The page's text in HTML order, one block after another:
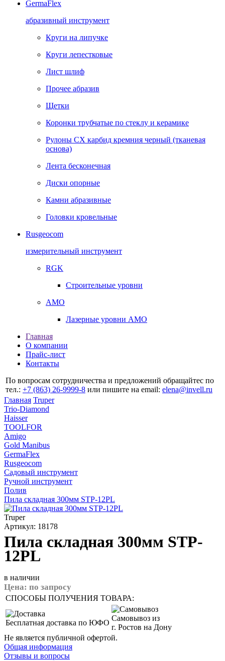
GermaFlex
абразивный инструмент
Круги на липучке
Круги лепестковые
Лист шлиф
Прочее абразив
Щетки
Коронки трубчатые по стеклу и керамике
Рулоны CX карбид кремния черный (тканевая
основа)
Лента бесконечная
Диски опорные
Камни абразивные
Головки кровельные
Rusgeocom
измерительный инструмент
RGK
Строительные уровни
AMO
Лазерные уровни AMO
Главная
О компании
Прайс-лист
Контакты
По вопросам сотрудничества и предложений обращайтес по
тел.: +7 (863) 26‐9999‐8 или пишите на email: elena@invell.ru
Главная Truper
Trio-Diamond
Haisser
TOOLFOR
Amigo
Gold Manibus
GermaFlex
Rusgeocom
Садовый инструмент
Ручной инструмент
Полив
Пила складная 300мм STP-12PL
Truper
Артикул: 18178
Пила складная 300мм STP-
12PL
в наличии
Цена: по запросу
СПОСОБЫ ПОЛУЧЕНИЯ ТОВАРА:
Бесплатная доставка по ЮФО
Самовывоз из
г. Ростов на Дону
Не является публичной офертой.
Общая информация
Отзывы и вопросы